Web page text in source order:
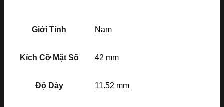
Giới Tính Nam
Kích Cỡ Mặt Số 42 mm
Độ Dày 11.52 mm